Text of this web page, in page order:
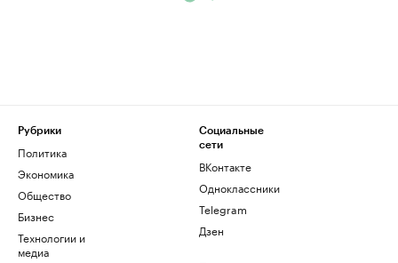
Рубрики
Политика
Экономика
Общество
Бизнес
Технологии и
медиа
Социальные
сети
ВКонтакте
Одноклассники
Telegram
Дзен